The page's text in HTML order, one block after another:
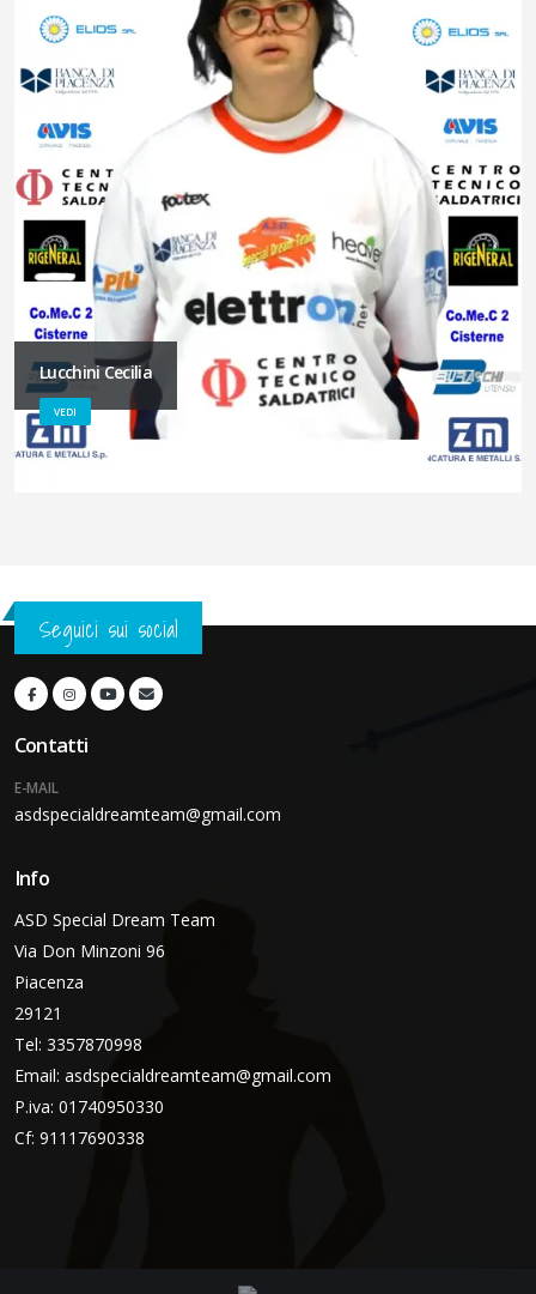
Lucchini Cecilia
VEDI
Seguici sui social
Contatti
E-MAIL
asdspecialdreamteam@gmail.com
Info
ASD Special Dream Team
Via Don Minzoni 96
Piacenza
29121
Tel: 3357870998
Email: asdspecialdreamteam@gmail.com
P.iva: 01740950330
Cf: 91117690338